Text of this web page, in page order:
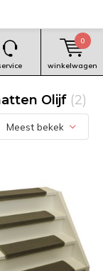
winkelwagen
0
Olijf (2)